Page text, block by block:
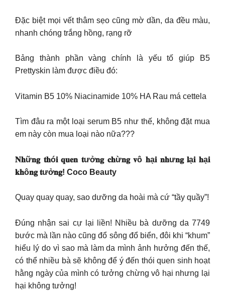
Đặc biệt mọi vết thâm sẹo cũng mờ dần, da đều màu,
nhanh chóng trắng hồng, rạng rỡ
Bảng thành phần vàng chính là yếu tố giúp B5
Prettyskin làm được điều đó:
Vitamin B5 10% Niacinamide 10% HA Rau má cettela
Tìm đâu ra một loại serum B5 như thế, không đặt mua
em này còn mua loại nào nữa???
𝐍𝐡ữ𝐧𝐠 𝐭𝐡ó𝐢 𝐪𝐮𝐞𝐧 𝐭ưở𝐧𝐠 𝐜𝐡ừ𝐧𝐠 𝐯ô 𝐡ạ𝐢 𝐧𝐡ư𝐧𝐠 𝐥ạ𝐢 𝐡ạ𝐢
𝐤𝐡ô𝐧𝐠 𝐭ưở𝐧𝐠! Coco Beauty
Quay quay quay, sao dưỡng da hoài mà cứ “tầy quầy”!
Đúng nhận sai cự lại liền! Nhiều bà dưỡng da 7749
bước mà lần nào cũng đổ sông đổ biển, đôi khi “khum”
hiểu lý do vì sao mà làm da mình ảnh hưởng đến thế,
có thể nhiều bà sẽ không để ý đến thói quen sinh hoạt
hằng ngày của mình có tưởng chừng vô hại nhưng lại
hại không tưởng!